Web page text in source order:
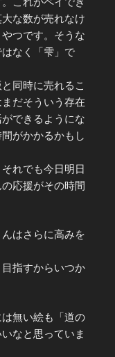
な数が売れなけ
つです。そうな
なく「雫」で
同時に売れるこ
だそういう存在
できるようにな
がかかるかもし
れでも今日明日
応援がその時間
はさらに高みを
指すからいつか
無い絵も「道の
なと思っていま